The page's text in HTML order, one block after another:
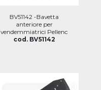
BV51142 -Bavetta
anteriore per
vendemmiatrici Pellenc
cod. BV51142